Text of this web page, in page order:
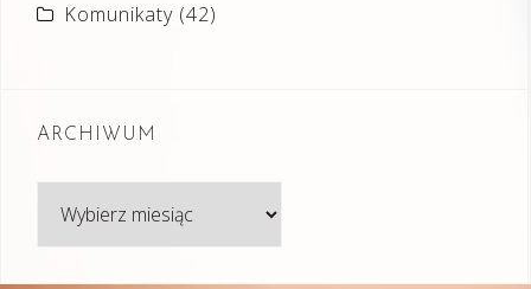
Komunikaty (42)
ARCHIWUM